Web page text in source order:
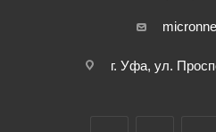
г. Уфа, ул.